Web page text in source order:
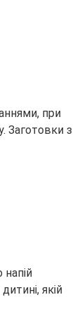
при
Заготовки з
якій